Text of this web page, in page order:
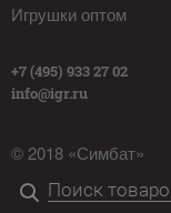
Игрушки оптом
+7 (495) 933 27 02
info@igr.ru
© 2018 «Симбат»